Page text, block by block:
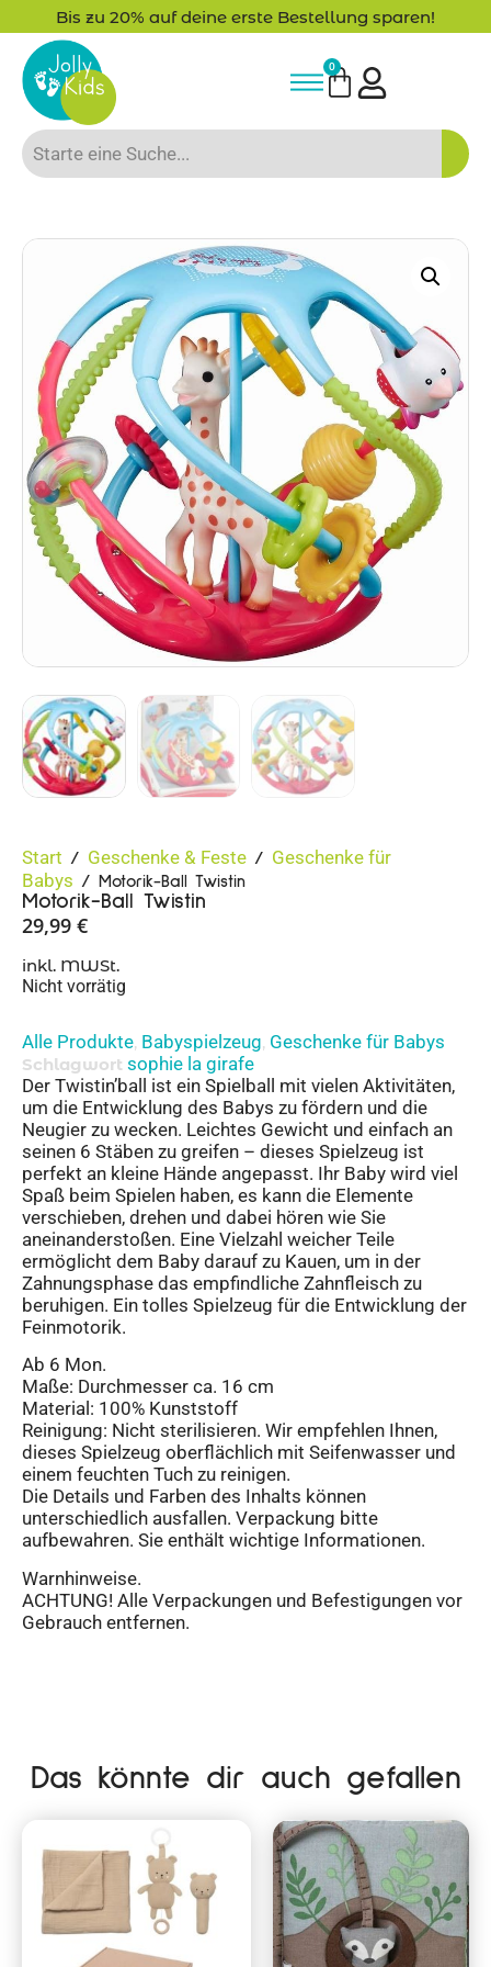
Bis zu 20% auf deine erste Bestellung sparen!
0
Start / Geschenke & Feste / Geschenke für
Babys / Motorik-Ball Twistin
Motorik-Ball Twistin
29,99 €
inkl. MWSt.
Nicht vorrätig
Alle Produkte, Babyspielzeug, Geschenke für Babys
Schlagwort sophie la girafe
Der Twistin’ball ist ein Spielball mit vielen Aktivitäten,
um die Entwicklung des Babys zu fördern und die
Neugier zu wecken. Leichtes Gewicht und einfach an
seinen 6 Stäben zu greifen – dieses Spielzeug ist
perfekt an kleine Hände angepasst. Ihr Baby wird viel
Spaß beim Spielen haben, es kann die Elemente
verschieben, drehen und dabei hören wie Sie
aneinanderstoßen. Eine Vielzahl weicher Teile
ermöglicht dem Baby darauf zu Kauen, um in der
Zahnungsphase das empfindliche Zahnfleisch zu
beruhigen. Ein tolles Spielzeug für die Entwicklung der
Feinmotorik.
Ab 6 Mon.
Maße: Durchmesser ca. 16 cm
Material: 100% Kunststoff
Reinigung: Nicht sterilisieren. Wir empfehlen Ihnen,
dieses Spielzeug oberflächlich mit Seifenwasser und
einem feuchten Tuch zu reinigen.
Die Details und Farben des Inhalts können
unterschiedlich ausfallen. Verpackung bitte
aufbewahren. Sie enthält wichtige Informationen.
Warnhinweise.
ACHTUNG! Alle Verpackungen und Befestigungen vor
Gebrauch entfernen.
Das könnte dir auch gefallen